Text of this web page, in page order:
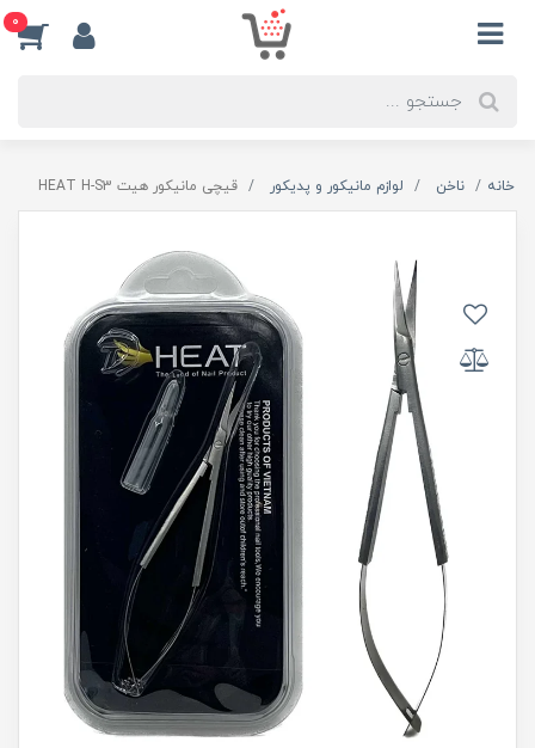
0
خانه ناخن لوازم مانیکور و پدیکور قیچی مانیکور هیت HEAT H-S3